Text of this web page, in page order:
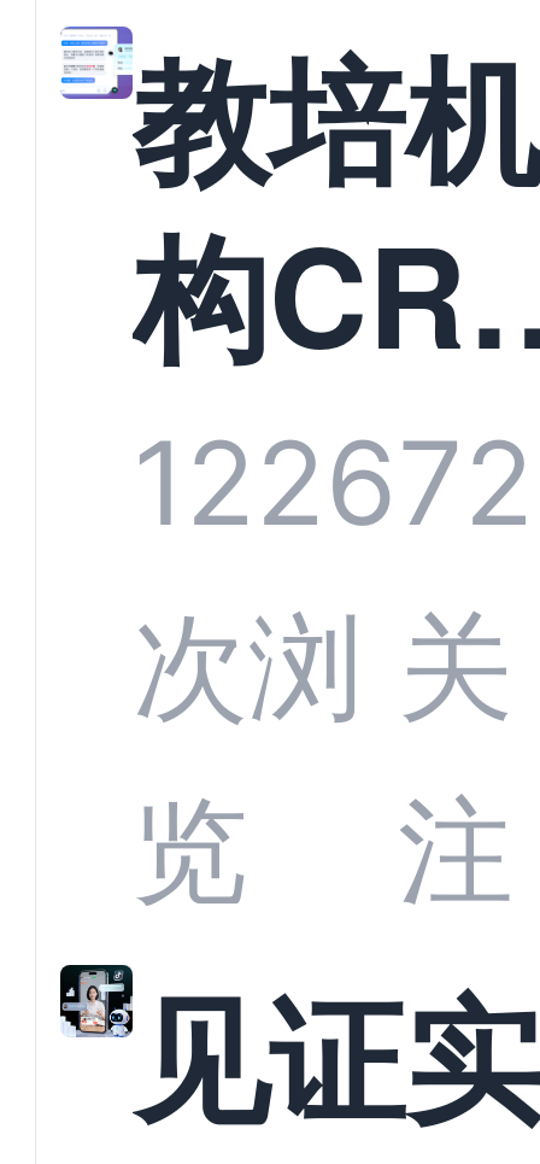
教培机
构
系统头
部供应
商深度
解析：
1226
次浏
览
关
注
见证实